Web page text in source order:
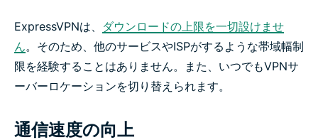
ExpressVPNは、 ダウンロードの上限を一切設けませ
ん。そのため、他のサービスやISPがするような帯域幅制
限を経験することはありません。また、いつでもVPNサ
ーバーロケーションを切り替えられます。
通信速度の向上